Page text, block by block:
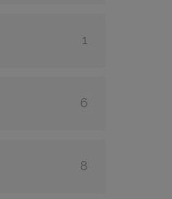
1
6
8